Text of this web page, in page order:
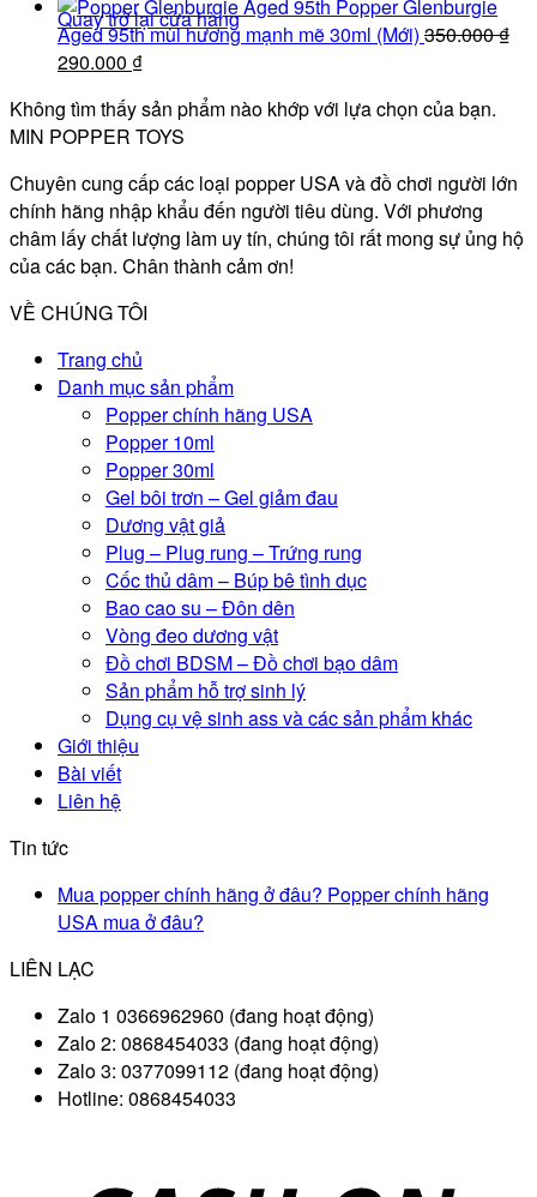
Quay trở lại cửa hàng
là:
490.000 ₫.
tại
là:
Popper Glenburgie
Aged 95th mùi hương mạnh mẽ 30ml (Mới) 350.000₫
Giá
là:
350.000 ₫.
290.000 ₫Giá
tại
là:
290.000 ₫.
Không tìm thấy sản phẩm nào khớp với lựa chọn của bạn.
MIN POPPER TOYS
Chuyên cung cấp các loại popper USA và đồ chơi người lớn
chính hãng nhập khẩu đến người tiêu dùng. Với phương
châm lấy chất lượng làm uy tín, chúng tôi rất mong sự ủng hộ
của các bạn. Chân thành cảm ơn!
VỀ CHÚNG TÔI
Trang chủ
Danh mục sản phẩm
Popper chính hãng USA
Popper 10ml
Popper 30ml
Gel bôi trơn – Gel giảm đau
Dương vật giả
Plug – Plug rung – Trứng rung
Cốc thủ dâm – Búp bê tình dục
Bao cao su – Đôn dên
Vòng đeo dương vật
Đồ chơi BDSM – Đồ chơi bạo dâm
Sản phẩm hỗ trợ sinh lý
Dụng cụ vệ sinh ass và các sản phẩm khác
Giới thiệu
Bài viết
Liên hệ
Tin tức
Mua popper chính hãng ở đâu? Popper chính hãng
USA mua ở đâu?
LIÊN LẠC
Zalo 1 0366962960 (đang hoạt động)
Zalo 2: 0868454033 (đang hoạt động)
Zalo 3: 0377099112 (đang hoạt động)
Hotline: 0868454033